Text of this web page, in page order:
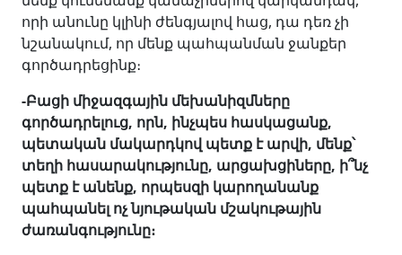
որի անունը կլինի ժենգյալով հաց, դա դեռ չի
նշանակում, որ մենք պահպանման ջանքեր
գործադրեցինք։
-Բացի միջազգային մեխանիզմները
գործադրելուց, որն, ինչպես հասկացանք,
պետական մակարդկով պետք է արվի, մենք՝
տեղի հասարակությունը, արցախցիները, ի՞նչ
պետք է անենք, որպեսզի կարողանանք
պահպանել ոչ նյութական մշակութային
ժառանգությունը։